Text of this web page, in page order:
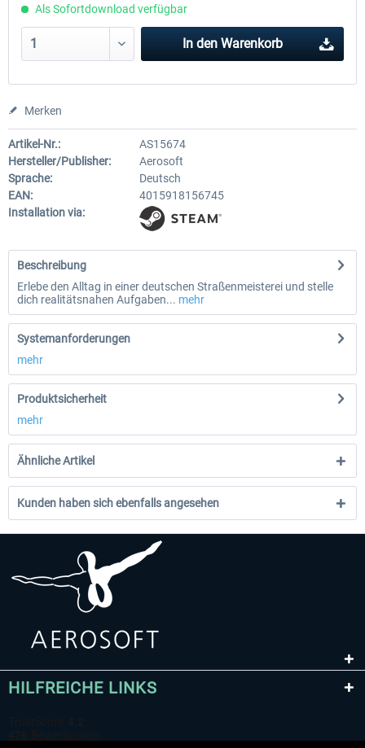
Als Sofortdownload verfügbar
In den Warenkorb
Merken
Artikel-Nr.:
AS15674
Hersteller/Publisher:
Aerosoft
Sprache:
Deutsch
EAN:
4015918156745
Installation via:
Beschreibung
Erlebe den Alltag in einer deutschen Straßenmeisterei und stelle
dich realitätsnahen Aufgaben... mehr
Systemanforderungen
mehr
Produktsicherheit
mehr
Ähnliche Artikel
Kunden haben sich ebenfalls angesehen
HILFREICHE LINKS